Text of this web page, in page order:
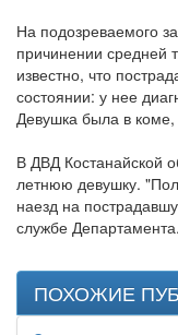
На подозреваемого
причинении средней
известно, что
состоянии: у нее
Девушка была в
В ДВД Костанайской
летнюю девушку.
наезд на
службе Департамента.
ПОХОЖИЕ